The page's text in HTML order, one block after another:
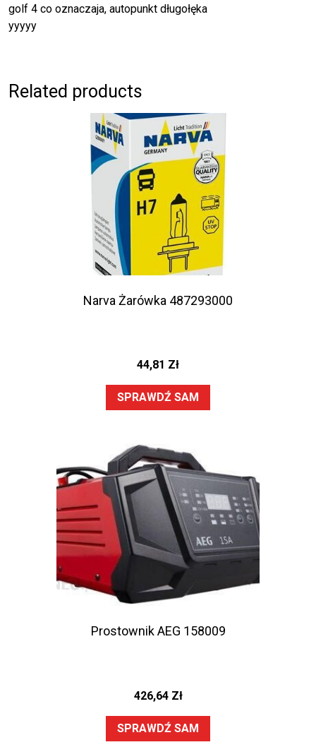
golf 4 co oznaczaja, autopunkt długołęka
yyyyy
Related products
Narva Żarówka 487293000
44,81 Zł
SPRAWDŹ SAM
Prostownik AEG 158009
426,64 Zł
SPRAWDŹ SAM